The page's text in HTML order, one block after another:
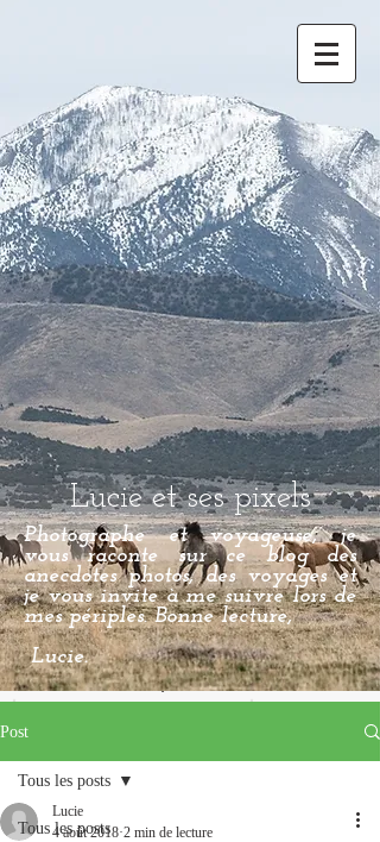
Lucie et ses pixels
Photographe et voyageuse, je
vous raconte sur ce blog des
anecdotes photos, des voyages et
je vous invite à me suivre lors de
mes périples. Bonne lecture,
Lucie.
Post
Tous les posts
Tous les posts
Lucie
4 août 2018 2 min de lecture